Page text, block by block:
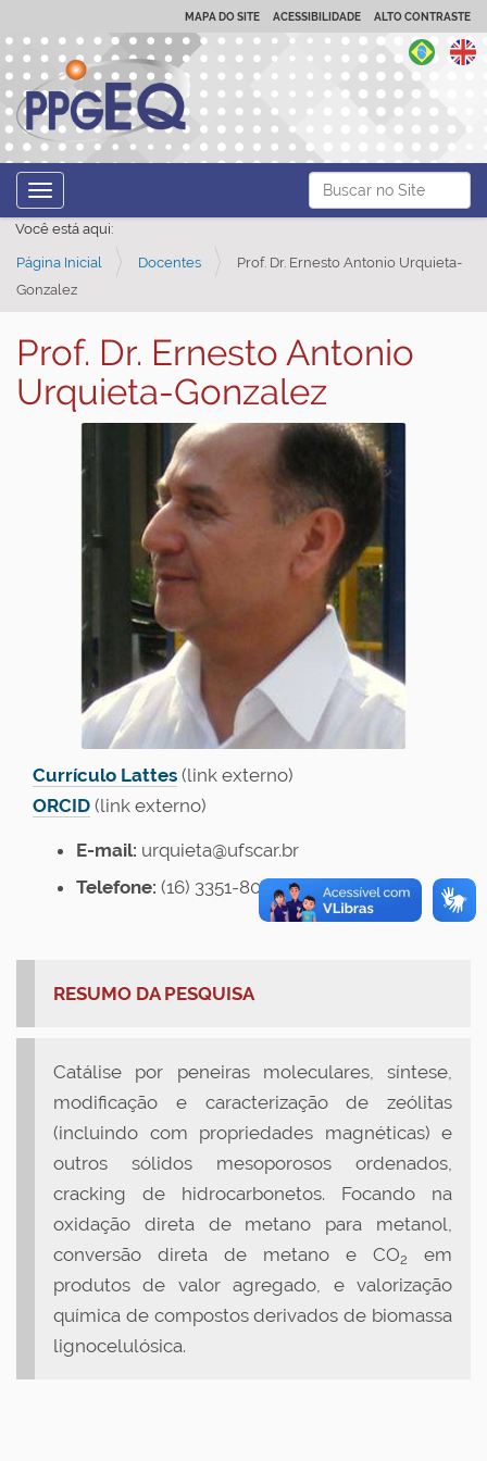
Busca
Busca Avançada…
MAPA DO SITE ACESSIBILIDADE ALTO CONTRASTE
Toggle navigation
Você está aqui:
Página Inicial Docentes
Prof. Dr. Ernesto Antonio Urquieta-
Gonzalez
Prof. Dr. Ernesto Antonio
Urquieta-Gonzalez
Currículo Lattes (link externo)
ORCID (link externo)
E-mail: urquieta@ufscar.br
Telefone: (16) 3351-8043
RESUMO DA PESQUISA
Catálise por peneiras moleculares, síntese,
modificação e caracterização de zeólitas
(incluindo com propriedades magnéticas) e
outros sólidos mesoporosos ordenados,
cracking de hidrocarbonetos. Focando na
oxidação direta de metano para metanol,
conversão direta de metano e CO2
em
produtos de valor agregado, e valorização
química de compostos derivados de biomassa
lignocelulósica.